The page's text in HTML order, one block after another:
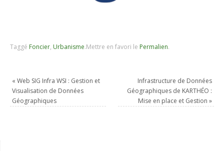
Taggé Foncier, Urbanisme.Mettre en favori le Permalien.
« Web SIG Infra WSI : Gestion et
Visualisation de Données
Géographiques
Infrastructure de Données
Géographiques de KARTHÉO :
Mise en place et Gestion »